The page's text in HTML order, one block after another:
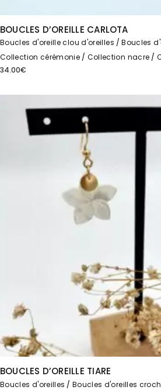
BOUCLES D’OREILLE CARLOTA
Boucles d'oreille clou d'oreilles
Boucles
Collection cérémonie
Collection nacre
34.00€
BOUCLES D’OREILLE TIARE
Boucles d'oreilles
Boucles d'oreilles